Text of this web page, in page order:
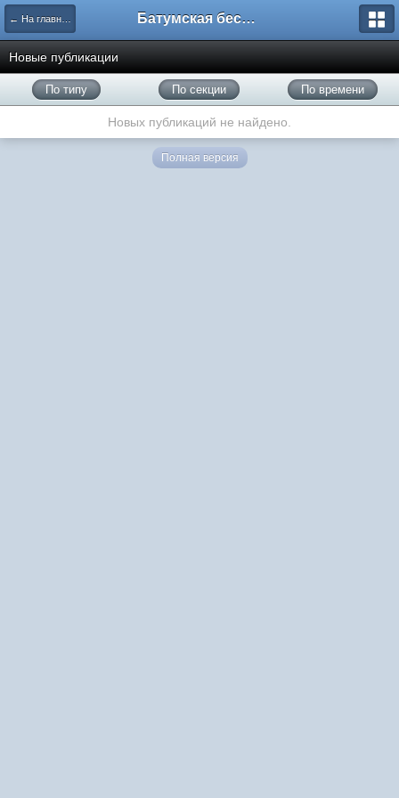
← На главную Батумская беседка
Новые публикации
По типу По секции По времени
Новых публикаций не найдено.
Полная версия